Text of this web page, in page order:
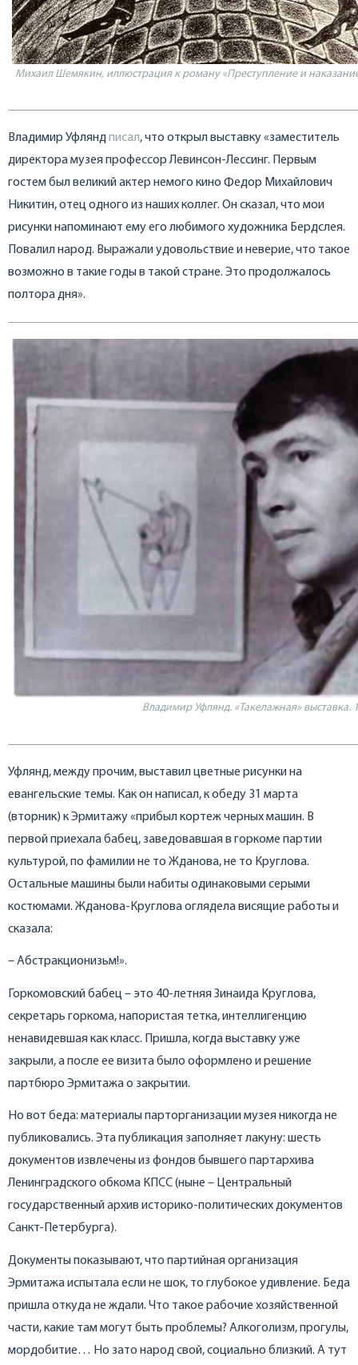
Михаил Шемякин, иллюстрация к роману «Преступление и
Владимир Уфляндписал, что открыл выставку «заместитель
директора музея профессор Левинсон-Лессинг. Первым
гостем был великий актер немого кино Федор Михайлович
Никитин, отец одного из наших коллег. Он сказал, что мои
рисунки напоминают ему его любимого художника Бердслея.
Повалил народ. Выражали удовольствие и неверие, что такое
возможно в такие годы в такой стране. Это продолжалось
полтора дня».
Владимир Уфлянд. «Такелажная» выставка.
Уфлянд, между прочим, выставил цветные рисунки на
евангельские темы. Как он написал, к обеду 31 марта
(вторник) к Эрмитажу «прибыл кортеж черных машин. В
первой приехала бабец, заведовавшая в горкоме партии
культурой, по фамилии не то Жданова, не то Круглова.
Остальные машины были набиты одинаковыми серыми
костюмами. Жданова-Круглова оглядела висящие работы и
сказала:
– Абстракционизьм!».
Горкомовский бабец – это 40-летняя Зинаида Круглова,
секретарь горкома, напористая тетка, интеллигенцию
ненавидевшая как класс. Пришла, когда выставку уже
закрыли, а после ее визита было оформлено и решение
партбюро Эрмитажа о закрытии.
Но вот беда: материалы парторганизации музея никогда не
публиковались. Эта публикация заполняет лакуну: шесть
документов извлечены из фондов бывшего партархива
Ленинградского обкома КПСС (ныне – Центральный
государственный архив историко-политических документов
Санкт-Петербурга).
Документы показывают, что партийная организация
Эрмитажа испытала если не шок, то глубокое удивление. Беда
пришла откуда не ждали. Что такое рабочие хозяйственной
части, какие там могут быть проблемы? Алкоголизм, прогулы,
мордобитие… Но зато народ свой, социально близкий. А тут